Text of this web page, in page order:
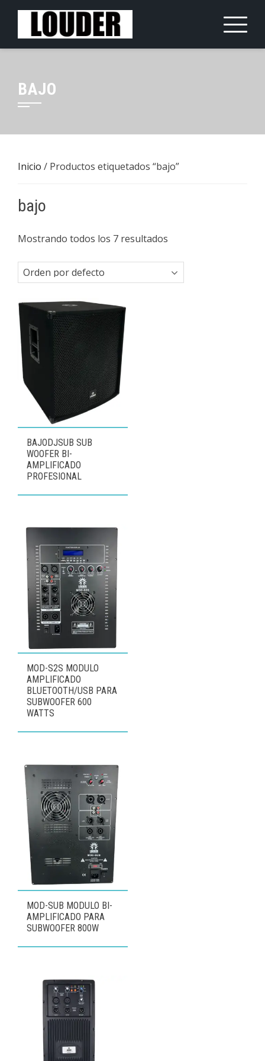
Saltar
contenido
BAJO
Inicio / Productos etiquetados “bajo”
bajo
Mostrando todos los 7 resultados
BAJODJSUB SUB
WOOFER BI-
AMPLIFICADO
PROFESIONAL
MOD-S2S MODULO
AMPLIFICADO
BLUETOOTH/USB PARA
SUBWOOFER 600
WATTS
MOD-SUB MODULO BI-
AMPLIFICADO PARA
SUBWOOFER 800W